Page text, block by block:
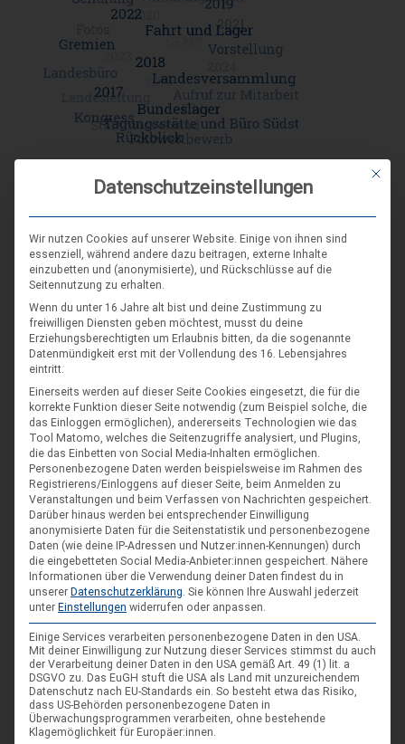
DIE NÄCHSTEN VERANSTALTUNGEN
ARR|JEL Sommertreffen 2026
21. Aug. 26
Blankenburg (Harz)-Wienrode
Landes-NAP 2026
4. Sep. 26
Hameln
04
Sep.
Spieleseminar - Werde zur Spielfigur“ -
Spiele im XXL-Format
4. Sep. 26
Suderburg
[alle Veranstaltungen]
AKTUELLE BEITRÄGE AUF INSTAGRAM
Mit
Datenschutzeinstellungen
Wir nutzen Cookies auf unserer Website. Einige von ihnen sind
essenziell, während andere dazu beitragen, externe Inhalte
einzubetten und (anonymisierte), und Rückschlüsse auf die
Seitennutzung zu erhalten.
Wenn du unter 16 Jahre alt bist und deine Zustimmung zu
freiwilligen Diensten geben möchtest, musst du deine
Erziehungsberechtigten um Erlaubnis bitten, da die sogenannte
Datenmündigkeit erst mit der Vollendung des 16. Lebensjahres
eintritt.
Einerseits werden auf dieser Seite Cookies eingesetzt, die für die
korrekte Funktion dieser Seite notwendig (zum Beispiel solche, die
das Einloggen ermöglichen), andererseits Technologien wie das
Tool Matomo, welches die Seitenzugriffe analysiert, und Plugins,
die das Einbetten von Social Media-Inhalten ermöglichen.
Personenbezogene Daten werden beispielsweise im Rahmen des
Registrierens/Einloggens auf dieser Seite, beim Anmelden zu
Veranstaltungen und beim Verfassen von Nachrichten gespeichert.
Darüber hinaus werden bei entsprechender Einwilligung
anonymisierte Daten für die Seitenstatistik und personenbezogene
Daten (wie deine IP-Adressen und Nutzer:innen-Kennungen) durch
die eingebetteten Social Media-Anbieter:innen gespeichert. Nähere
Informationen über die Verwendung deiner Daten findest du in
unserer Datenschutzerklärung. Sie können Ihre Auswahl jederzeit
unter Einstellungen widerrufen oder anpassen.
Einige Services verarbeiten personenbezogene Daten in den USA.
Mit deiner Einwilligung zur Nutzung dieser Services stimmst du auch
der Verarbeitung deiner Daten in den USA gemäß Art. 49 (1) lit. a
DSGVO zu. Das EuGH stuft die USA als Land mit unzureichendem
Datenschutz nach EU-Standards ein. So besteht etwa das Risiko,
dass US-Behörden personenbezogene Daten in
Überwachungsprogrammen verarbeiten, ohne bestehende
Klagemöglichkeit für Europäer:innen.